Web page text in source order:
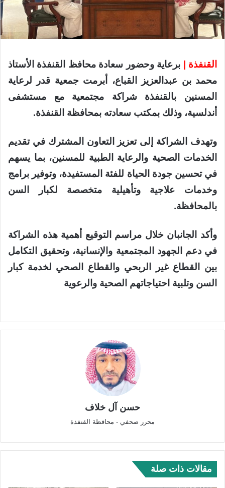
القنفذة | برعاية وحضور سعادة محافظ القنفذة الأستاذ
محمد بن عبدالعزيز القباع، أبرمت جمعية قدر لرعاية
المسنين بالقنفذة شراكة مجتمعية مع مستشفى
أندلسية، وذلك بمكتب سعادته بمحافظة القنفذة.
وتهدف الشراكة إلى تعزيز التعاون المشترك في تقديم
الخدمات الصحية والرعاية الطبية للمسنين، بما يسهم
في تحسين جودة الحياة للفئة المستفيدة، وتوفير برامج
وخدمات علاجية وتأهيلية متخصصة لكبار السن
بالمحافظة.
وأكد الجانبان خلال مراسم التوقيع أهمية هذه الشراكة
في دعم الجهود المجتمعية والإنسانية، وتحقيق التكامل
بين القطاع غير الربحي والقطاع الصحي لخدمة كبار
السن وتلبية احتياجاتهم الصحية والرعوية
حسن آل خلاف
محرر صحفي - محافظة القنفذة
مقالات ذات صلة